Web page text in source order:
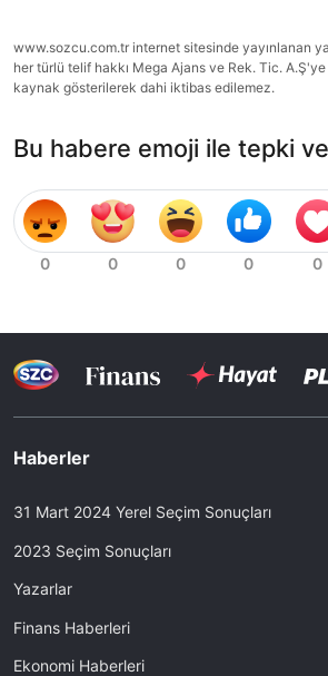
www.sozcu.com.tr internet sitesinde yayınlanan
her türlü telif hakkı Mega Ajans ve Rek. Tic.
kaynak gösterilerek dahi iktibas edilemez.
Bu habere emoji ile tepki
Haberler
31 Mart 2024 Yerel Seçim Sonuçları
2023 Seçim Sonuçları
Yazarlar
Finans Haberleri
Ekonomi Haberleri